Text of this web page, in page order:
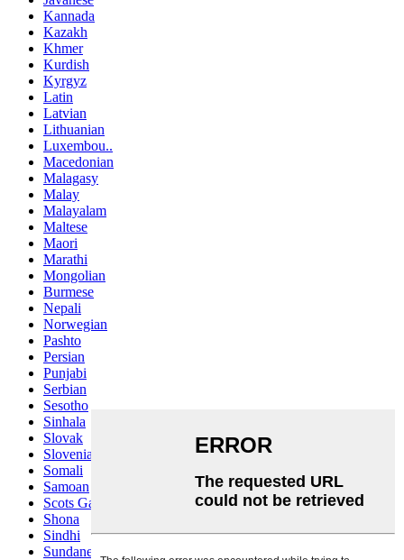
Kannada
Kazakh
Khmer
Kurdish
Kyrgyz
Latin
Latvian
Lithuanian
Luxembou..
Macedonian
Malagasy
Malay
Malayalam
Maltese
Maori
Marathi
Mongolian
Burmese
Nepali
Norwegian
Pashto
Persian
Punjabi
Serbian
Sesotho
Sinhala
Slovak
Slovenian
Somali
Samoan
Scots Gaelic
Shona
Sindhi
Sundanese